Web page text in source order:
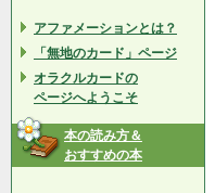
アファメーションとは？
「無地のカード」ページ
オラクルカードの
ページへようこそ
本の読み方＆
おすすめの本